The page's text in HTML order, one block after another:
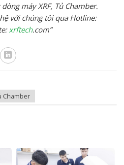
máy XRF, Tủ Chamber.
với chúng tôi qua Hotline:
xrftech.com”
Chamber